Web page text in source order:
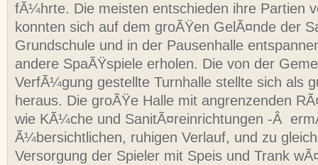
fÃ¼hrte. Die meisten entschieden ihre Partien
konnten sich auf dem groÃŸen GelÃ¤nde der
Grundschule und in der Pausenhalle
andere SpaÃŸspiele erholen. Die von der
VerfÃ¼gung gestellte Turnhalle stellte sich als
heraus. Die groÃŸe Halle mit angrenzenden
wie KÃ¼che und SanitÃ¤reinrichtungen -Â
Ã¼bersichtlichen, ruhigen Verlauf, und zu
Versorgung der Spieler mit Speis und Trank